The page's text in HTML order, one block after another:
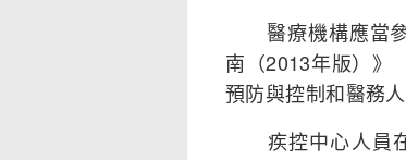
醫療機構應當參
南（2013年版）》
預防與控制和醫務
疾控中心人員在